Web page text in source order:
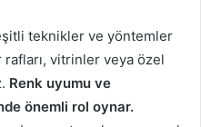
teknikler ve yöntemler
rafları, vitrinler veya özel
Renk uyumu ve
önemli rol oynar.